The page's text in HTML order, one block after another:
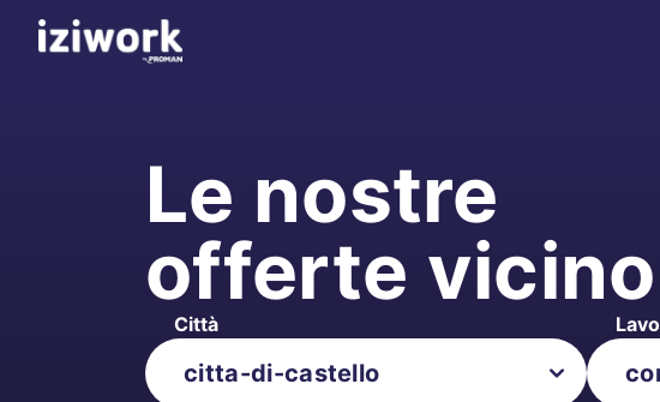
Le nostre
offerte vicino
Città